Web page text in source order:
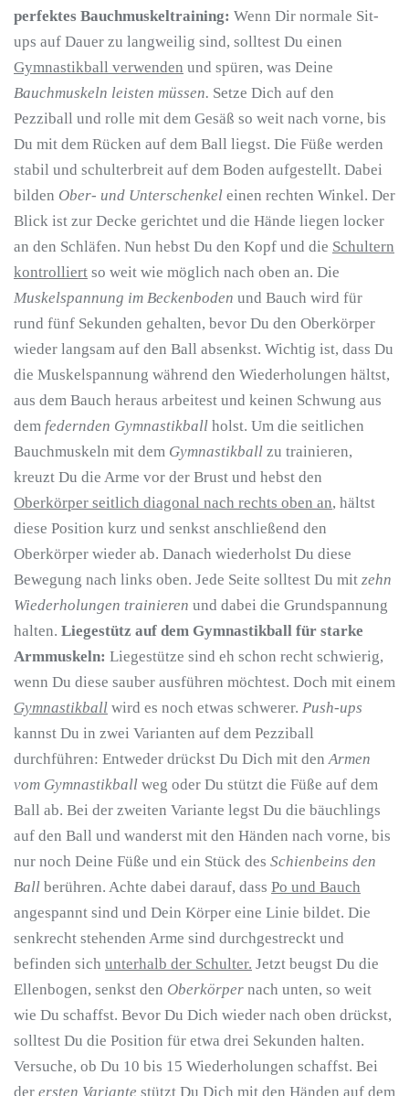
perfektes Bauchmuskeltraining: Wenn Dir normale Sit-
ups auf Dauer zu langweilig sind, solltest Du einen
Gymnastikball verwenden und spüren, was Deine
Bauchmuskeln leisten müssen. Setze Dich auf den
Pezziball und rolle mit dem Gesäß so weit nach vorne, bis
Du mit dem Rücken auf dem Ball liegst. Die Füße werden
stabil und schulterbreit auf dem Boden aufgestellt. Dabei
bilden Ober- und Unterschenkel einen rechten Winkel. Der
Blick ist zur Decke gerichtet und die Hände liegen locker
an den Schläfen. Nun hebst Du den Kopf und die Schultern
kontrolliert so weit wie möglich nach oben an. Die
Muskelspannung im Beckenboden und Bauch wird für
rund fünf Sekunden gehalten, bevor Du den Oberkörper
wieder langsam auf den Ball absenkst. Wichtig ist, dass Du
die Muskelspannung während den Wiederholungen hältst,
aus dem Bauch heraus arbeitest und keinen Schwung aus
dem federnden Gymnastikball holst. Um die seitlichen
Bauchmuskeln mit dem Gymnastikball zu trainieren,
kreuzt Du die Arme vor der Brust und hebst den
Oberkörper seitlich diagonal nach rechts oben an, hältst
diese Position kurz und senkst anschließend den
Oberkörper wieder ab. Danach wiederholst Du diese
Bewegung nach links oben. Jede Seite solltest Du mit zehn
Wiederholungen trainieren und dabei die Grundspannung
halten. Liegestütz auf dem Gymnastikball für starke
Armmuskeln: Liegestütze sind eh schon recht schwierig,
wenn Du diese sauber ausführen möchtest. Doch mit einem
Gymnastikball wird es noch etwas schwerer. Push-ups
kannst Du in zwei Varianten auf dem Pezziball
durchführen: Entweder drückst Du Dich mit denArmen
vom Gymnastikball weg oder Du stützt die Füße auf dem
Ball ab. Bei der zweiten Variante legst Du die bäuchlings
auf den Ball und wanderst mit den Händen nach vorne, bis
nur noch Deine Füße und ein Stück des Schienbeins den
Ball berühren. Achte dabei darauf, dass Po und Bauch
angespannt sind und Dein Körper eine Linie bildet. Die
senkrecht stehenden Arme sind durchgestreckt und
befinden sich unterhalb der Schulter. Jetzt beugst Du die
Ellenbogen, senkst den Oberkörper nach unten, so weit
wie Du schaffst. Bevor Du Dich wieder nach oben drückst,
solltest Du die Position für etwa drei Sekunden halten.
Versuche, ob Du 10 bis 15 Wiederholungen schaffst. Bei
der ersten Variante stützt Du Dich mit den Händen auf dem